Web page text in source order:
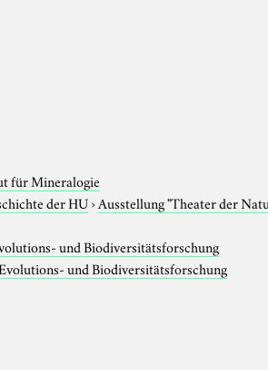
für Mineralogie
der HU›Ausstellung "Theater der
und Biodiversitätsforschung
und Biodiversitätsforschung